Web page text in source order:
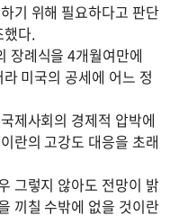
기 위해 필요하다고 판단
다.
장례식을 4개월여만에
미국의 공세에 어느 정
제사회의 경제적 압박에
란의 고강도 대응을 초래
그렇지 않아도 전망이 밝
끼칠 수밖에 없을 것이란